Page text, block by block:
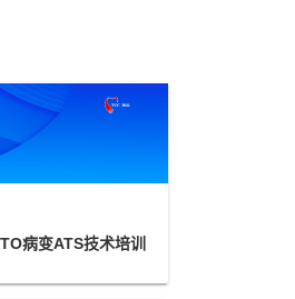
病变ATS技术培训